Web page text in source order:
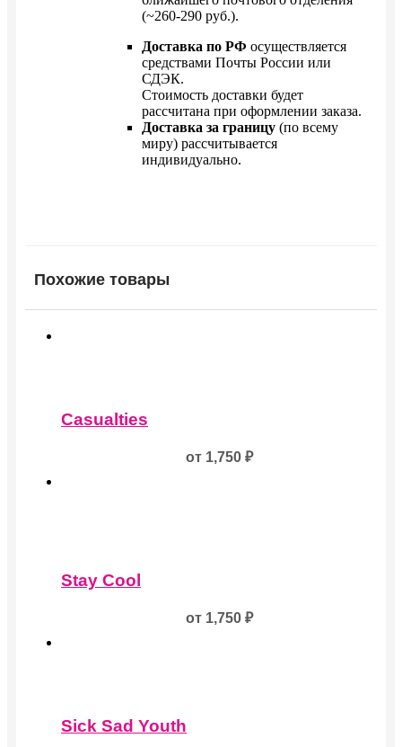
(~260-290 руб.).
Доставка по РФ осуществляется
средствами Почты России или
СДЭК.
Стоимость доставки будет
рассчитана при оформлении заказа.
Доставка за границу (по всему
миру) рассчитывается
индивидуально.
Похожие товары
товар
имеет
Casualties
от 1,750 ₽
товар
имеет
товара.
Stay Cool
от 1,750 ₽
товар
имеет
Sick Sad Youth